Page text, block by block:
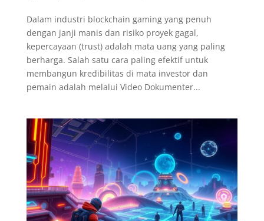
Dalam industri blockchain gaming yang penuh
dengan janji manis dan risiko proyek gagal,
kepercayaan (trust) adalah mata uang yang paling
berharga. Salah satu cara paling efektif untuk
membangun kredibilitas di mata investor dan
pemain adalah melalui Video Dokumenter...